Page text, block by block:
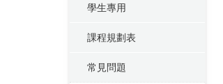
學生專用
課程規劃表
常見問題